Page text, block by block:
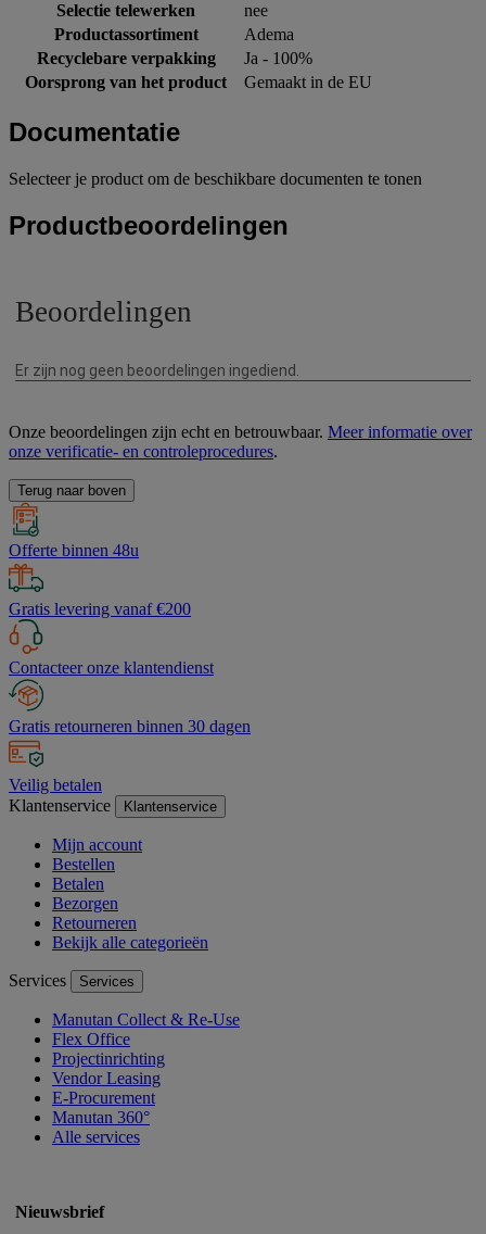
Selectie telewerken
nee
Productassortiment
Adema
Recyclebare verpakking
Ja - 100%
Oorsprong van het product
Gemaakt in de EU
Documentatie
Selecteer je product om de beschikbare documenten te tonen
Productbeoordelingen
Onze beoordelingen zijn echt en betrouwbaar. Meer informatie over
onze verificatie- en controleprocedures.
Terug naar boven
Offerte binnen 48u
Gratis levering vanaf €200
Contacteer onze klantendienst
Gratis retourneren binnen 30 dagen
Veilig betalen
Klantenservice
Klantenservice
Mijn account
Bestellen
Betalen
Bezorgen
Retourneren
Bekijk alle categorieën
Services Services
Manutan Collect & Re-Use
Flex Office
Projectinrichting
Vendor Leasing
E-Procurement
Manutan 360°
Alle services
Nieuwsbrief